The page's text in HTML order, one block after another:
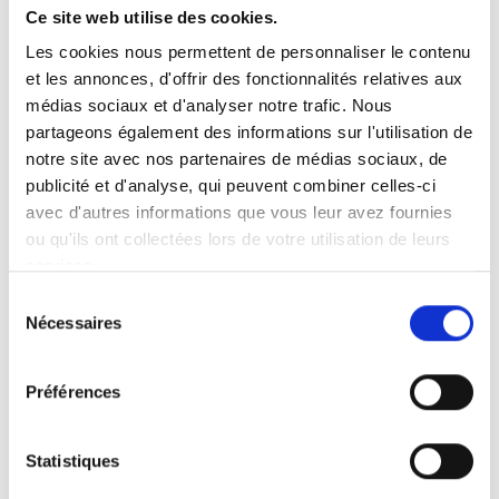
Ce site web utilise des cookies.
Les cookies nous permettent de personnaliser le contenu
et les annonces, d'offrir des fonctionnalités relatives aux
médias sociaux et d'analyser notre trafic. Nous
partageons également des informations sur l'utilisation de
notre site avec nos partenaires de médias sociaux, de
publicité et d'analyse, qui peuvent combiner celles-ci
avec d'autres informations que vous leur avez fournies
ou qu'ils ont collectées lors de votre utilisation de leurs
Nécessaires
Préférences
Statistiques
Téléphone :Cliquez pour afficher
Contactez-nous : Cliquer pour envoyer un
message
Web :www.kirchhoff-mobility.at
Assise dans le véhicule
Plateformes pour fauteuils roulant